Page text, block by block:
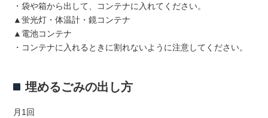
・袋や箱から出して、コンテナに入れてください。
▲蛍光灯・体温計・鏡コンテナ
▲電池コンテナ
・コンテナに入れるときに割れないように注意してください。
埋めるごみの出し方
月1回